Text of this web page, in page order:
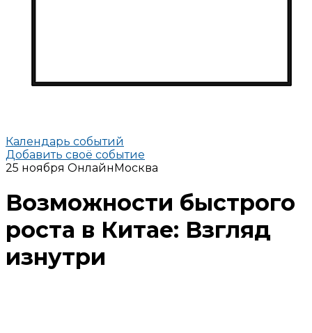
Календарь событий
Добавить своё событие
25 ноября ОнлайнМосква
Возможности быстрого
роста в Китае: Взгляд
изнутри